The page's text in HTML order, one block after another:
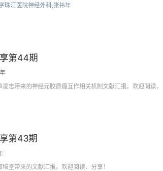
珠江医院神经外科,张祎年
第44期
志带来的神经元胶质瘤互作相关机制文献汇报。欢迎阅读、
第43期
坚带来的文献汇报。欢迎阅读、分享！